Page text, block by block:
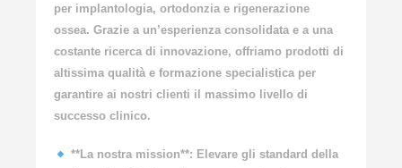
per implantologia, ortodonzia e rigenerazione
ossea. Grazie a un’esperienza consolidata e a una
costante ricerca di innovazione, offriamo prodotti di
altissima qualità e formazione specialistica per
garantire ai nostri clienti il massimo livello di
successo clinico.
**La nostra mission**: Elevare gli standard della